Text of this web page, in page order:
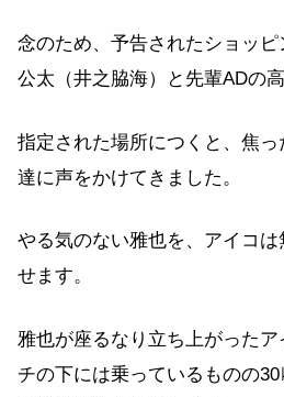
念のため、予告されたショッ
公太（井之脇海）と先輩ADの
指定された場所につくと、焦
達に声をかけてきました。
やる気のない雅也を、アイコ
せます。
雅也が座るなり立ち上がった
チの下には乗っているものの